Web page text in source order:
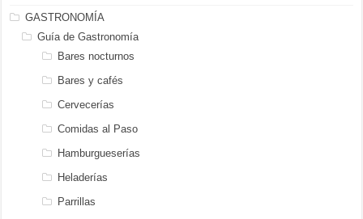
GASTRONOMÍA
Guía de Gastronomía
Bares nocturnos
Bares y cafés
Cervecerías
Comidas al Paso
Hamburgueserías
Heladerías
Parrillas